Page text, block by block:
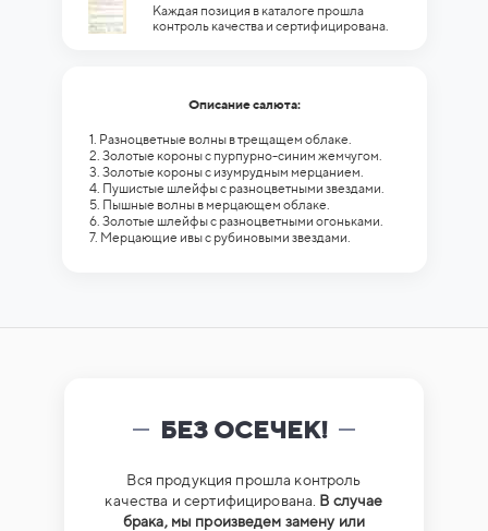
Каждая позиция в каталоге прошла
контроль качества и сертифицирована.
Описание салюта:
1. Разноцветные волны в трещащем облаке.
2. Золотые короны с пурпурно-синим жемчугом.
3. Золотые короны с изумрудным мерцанием.
4. Пушистые шлейфы с разноцветными звездами.
5. Пышные волны в мерцающем облаке.
6. Золотые шлейфы с разноцветными огоньками.
7. Мерцающие ивы с рубиновыми звездами.
БЕЗ ОСЕЧЕК!
Вся продукция прошла контроль
качества и сертифицирована. В случае
брака, мы произведем замену или